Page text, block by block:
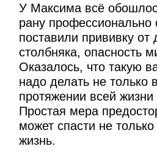
У Максима всё
рану профессионально
поставили прививку от
столбняка, опасность
Оказалось, что такую
надо делать не только
протяжении всей
Простая мера
может спасти не
жизнь.